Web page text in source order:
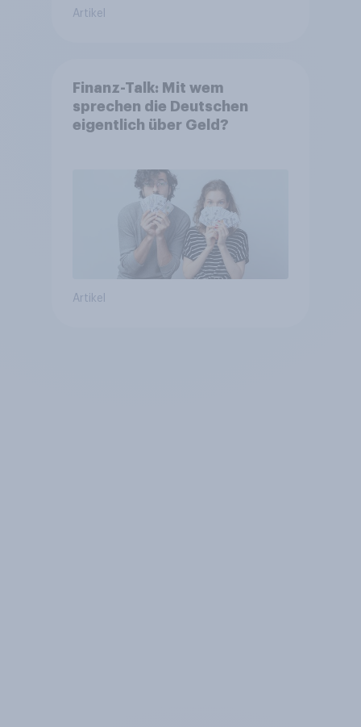
Artikel
Finanz-Talk: Mit wem
sprechen die Deutschen
eigentlich über Geld?
Artikel